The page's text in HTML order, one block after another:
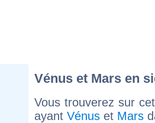
Vénus et Mars en
Vous trouverez sur
ayant Vénus et Mars